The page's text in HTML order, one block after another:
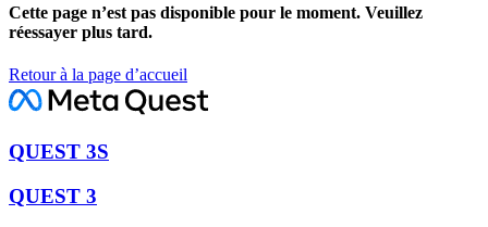
Cette page n’est pas disponible pour le moment. Veuillez
réessayer plus tard.
Retour à la page d’accueil
QUEST 3S
QUEST 3